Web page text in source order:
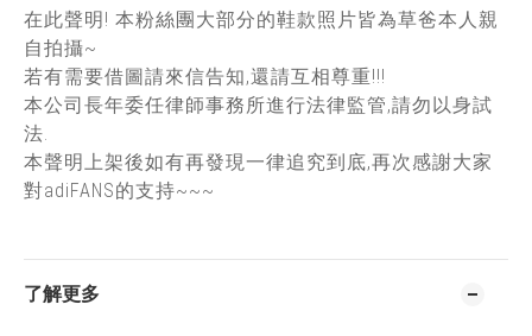
在此聲明! 本粉絲團大部分的鞋款照片皆為草爸本人親
自拍攝~
若有需要借圖請來信告知,還請互相尊重!!!
本公司長年委任律師事務所進行法律監管,請勿以身試
法.
本聲明上架後如有再發現一律追究到底,再次感謝大家
對adiFANS的支持~~~
了解更多